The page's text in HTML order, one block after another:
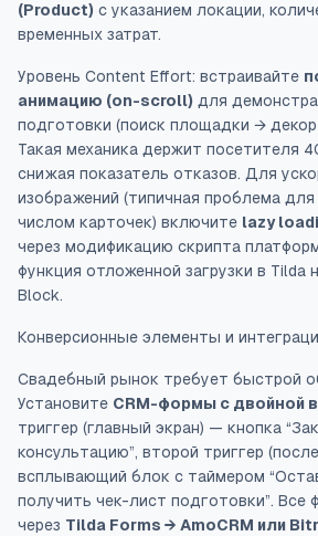
(Product) с указанием локации,
временных затрат.
Уровень Content Effort: встраивайте
анимацию (on-scroll) для
подготовки (поиск площадки →
Такая механика держит посетителя
снижая показатель отказов. Для
изображений (типичная проблема
числом карточек) включите lazy
через модификацию скрипта
функция отложенной загрузки в Tilda
Block.
Конверсионные элементы и
Свадебный рынок требует быстрой
Установите CRM-формы с двойной
триггер (главный экран) — кнопка
консультацию”, второй триггер
всплывающий блок с таймером
получить чек-лист подготовки”. Все
через Tilda Forms → AmoCRM или